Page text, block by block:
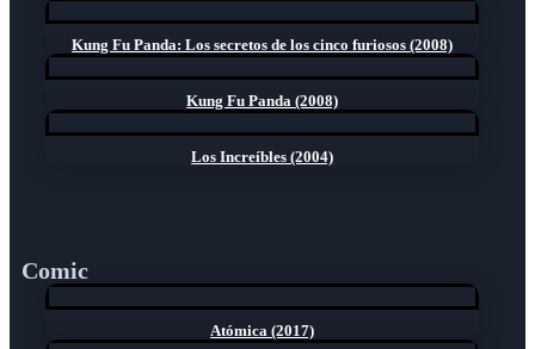
Kung Fu Panda: Los secretos de los cinco furiosos (2008)
Kung Fu Panda (2008)
Los Increíbles (2004)
Comic
Atómica (2017)